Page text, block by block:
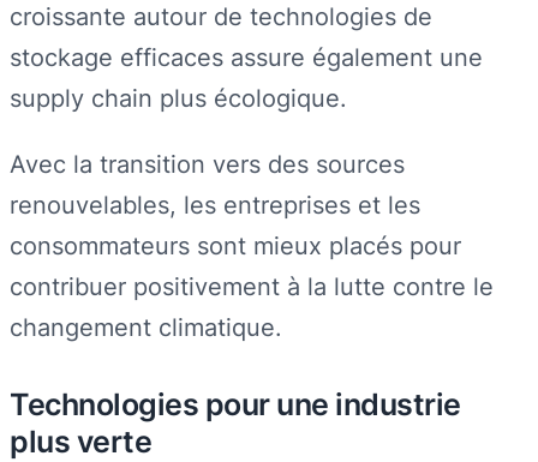
croissante autour de technologies de
stockage efficaces assure également une
supply chain plus écologique.
Avec la transition vers des sources
renouvelables, les entreprises et les
consommateurs sont mieux placés pour
contribuer positivement à la lutte contre le
changement climatique.
Technologies pour une industrie
plus verte